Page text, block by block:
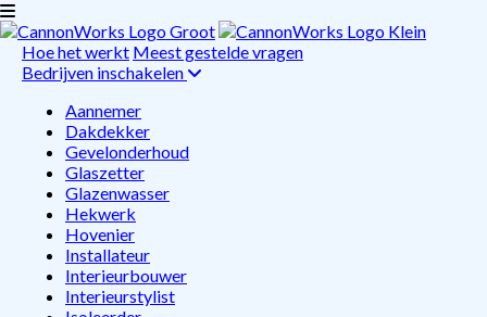
Hoe het werkt Meest gestelde vragen
Bedrijven inschakelen
Aannemer
Dakdekker
Gevelonderhoud
Glaszetter
Glazenwasser
Hekwerk
Hovenier
Installateur
Interieurbouwer
Interieurstylist